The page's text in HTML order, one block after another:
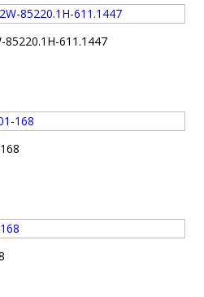
611.1447